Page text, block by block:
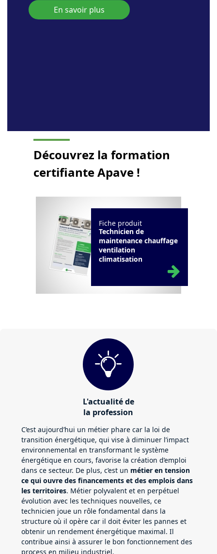
En savoir plus
Découvrez laformation
certifiante Apave !
Fiche produit
Technicien de
maintenance chauffage
ventilation
climatisation
L'actualité de
la profession
C’est aujourd’hui un métier phare car la loi de
transition énergétique, qui vise à diminuer l’impact
environnemental en transformant le système
énergétique en cours, favorise la création d’emploi
dans ce secteur. De plus, c’est un métier en tension
ce qui ouvre des financements et des emplois dans
les territoires. Métier polyvalent et en perpétuel
évolution avec les techniques nouvelles, ce
technicien joue un rôle fondamental dans la
structure où il opère car il doit éviter les pannes et
obtenir un rendement énergétique maximal. Il
contribue ainsi à assurer le bon fonctionnement des
process en milieu industriel.